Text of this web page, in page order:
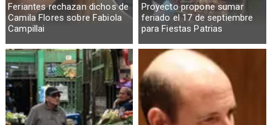
Feriantes rechazan dichos de
Camila Flores sobre Fabiola
Campillai
Proyecto propone sumar
feriado el 17 de septiembre
para Fiestas Patrias